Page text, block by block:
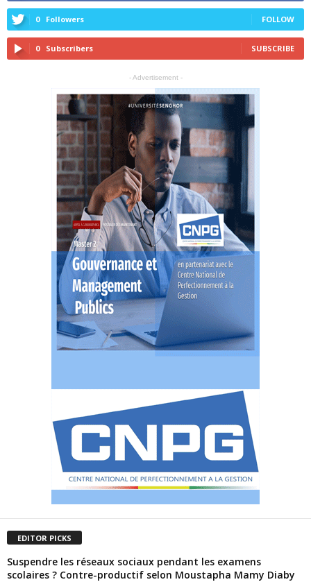
0 Followers FOLLOW
0 Subscribers SUBSCRIBE
- Advertisement -
EDITOR PICKS
Suspendre les réseaux sociaux pendant les examens
scolaires ? Contre-productif selon Moustapha Mamy Diaby